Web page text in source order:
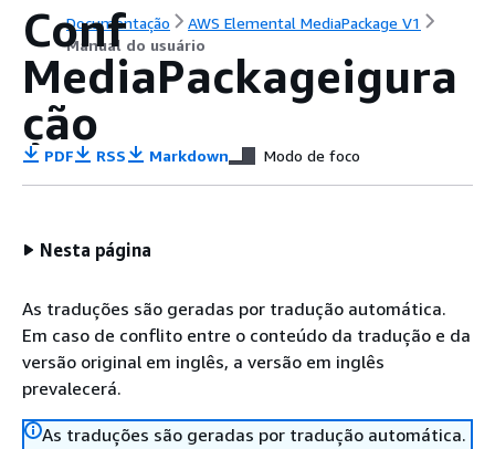
Documentação
AWS Elemental MediaPackage V1
Manual do usuário
Conf
MediaPackageigura
ção
PDF RSS Markdown Modo de foco
Nesta página
As traduções são geradas por tradução automática.
Em caso de conflito entre o conteúdo da tradução e da
versão original em inglês, a versão em inglês
prevalecerá.
As traduções são geradas por tradução automática.